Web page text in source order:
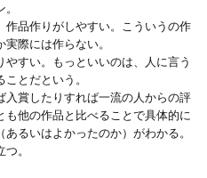
品作りがしやすい。こういうの作
際には作らない。
すい。もっといいのは、人に言う
とだという。
入賞したりすれば一流の人からの評
他の作品と比べることで具体的に
るいはよかったのか）がわかる。
。